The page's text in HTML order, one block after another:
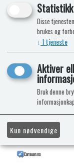
Statistikk
Disse
brukes og
↓ 1tjeneste
Aktiver
Bruk denne
Kun nødvendige